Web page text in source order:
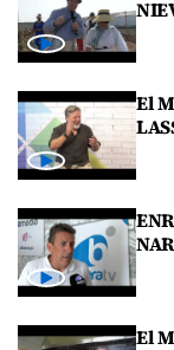
El
El